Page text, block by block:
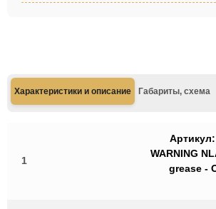
Характеристики и описание Габариты, схема
1
Артикул:
WARNING
grease -